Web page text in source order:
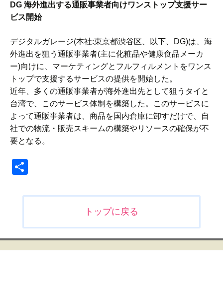
DG 海外進出する通販事業者向けワンストップ支援サー
ビス開始
デジタルガレージ(本社:東京都渋谷区、以下、DG)は、海
外進出を狙う通販事業者(主に化粧品や健康食品メーカ
ー)向けに、マーケティングとフルフィルメントをワンス
トップで支援するサービスの提供を開始した。
近年、多くの通販事業者が海外進出先として狙うタイと
台湾で、このサービス体制を構築した。このサービスに
よって通販事業者は、商品を国内倉庫に卸すだけで、自
社での物流・販売スキームの構築やリソースの確保が不
要となる。
ビ
ゲ
トップに戻る